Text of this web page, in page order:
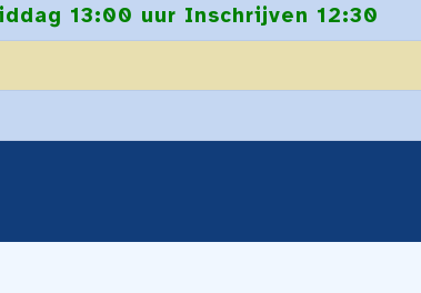
13:00 uur Inschrijven 12:30